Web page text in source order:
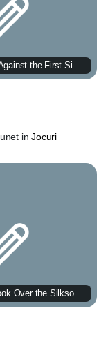
inJocuri
How Hornet\u2019s Sapphic Ships Took Over the Silksong Fandom